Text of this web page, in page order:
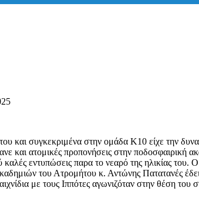
και συγκεκριμένα στην ομάδα Κ10 είχε την
και ατομικές προπονήσεις στην
εντυπώσεις παρα το νεαρό της ηλικίας του.
του Ατρομήτου κ. Αντώνης Πατατανές
με τους Ιππότες αγωνιζόταν στην θέση του